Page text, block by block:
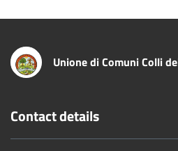
Unione di Comuni Colli
Contact details